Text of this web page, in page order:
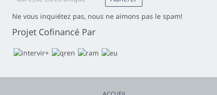
Ne vous inquiétez pas, nous ne aimons pas le spam!
Projet Cofinancé Par